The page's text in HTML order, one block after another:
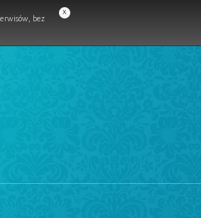
bez
x